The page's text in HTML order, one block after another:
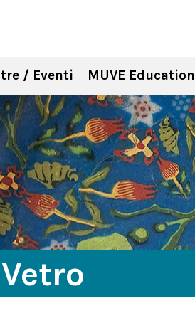
/ Eventi MUVE Education